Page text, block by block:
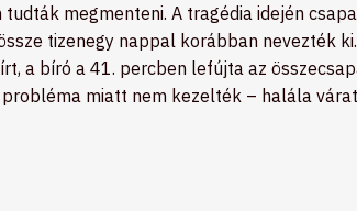
megmenteni. A tragédia idején
tizenegy nappal korábban nevezték
a bíró a 41. percben lefújta az
miatt nem kezelték – halála